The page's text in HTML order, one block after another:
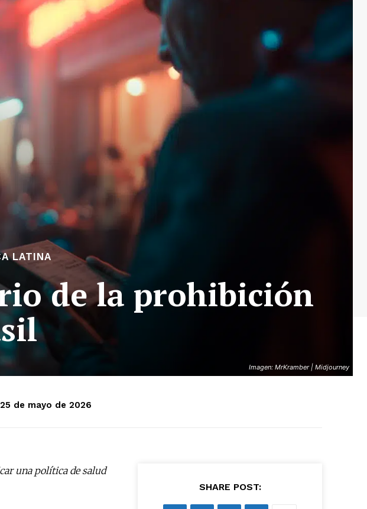
Imagen: MrKramber | Midjourney
LATINA
de la prohibición
25 de mayo de 2026
una política de salud
SHARE POST: